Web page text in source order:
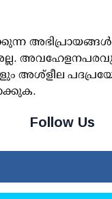
അശ്‌ളീല
Follow Us